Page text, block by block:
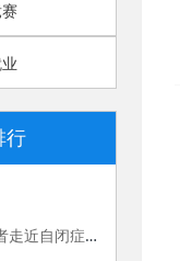
行
山东水利职院志愿者走近自闭症儿童陪伴“星星的孩子”